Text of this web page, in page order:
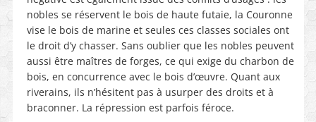
nobles se réservent le bois de haute futaie, la Couronne
vise le bois de marine et seules ces classes sociales ont
le droit d’y chasser. Sans oublier que les nobles peuvent
aussi être maîtres de forges, ce qui exige du charbon de
bois, en concurrence avec le bois d’œuvre. Quant aux
riverains, ils n’hésitent pas à usurper des droits et à
braconner. La répression est parfois féroce.